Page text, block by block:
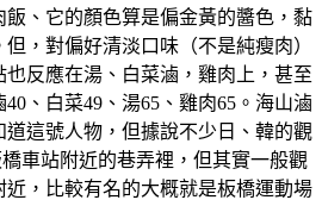
飯、它的顏色算是偏金黃的醬色，黏
，對偏好清淡口味（不是純瘦肉）
反應在湯、白菜滷，雞肉上，甚至
、白菜49、湯65、雞肉65。海山滷
這號人物，但據說不少日、韓的觀
車站附近的巷弄裡，但其實一般觀
，比較有名的大概就是板橋運動場